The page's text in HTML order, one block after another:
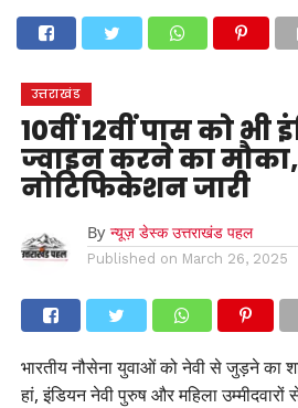
देहरादूननैनीताल
मनोरंजन
उत्तराखंड
10वीं 12वीं पास को भी
ज्वाइन करने का मौका,
नोटिफिकेशन जारी
By न्यूज़ डेस्क उत्तराखंड पहल
Published on March 26, 2025
भारतीय नौसेना युवाओं को नेवी से जुड़ने का
हां, इंडियन नेवी पुरुष और महिला